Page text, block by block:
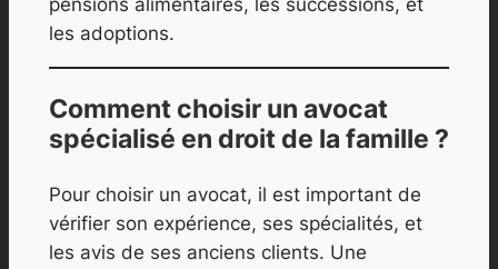
pensions alimentaires, les successions, et
les adoptions.
Comment choisir un avocat
spécialisé en droit de la famille ?
Pour choisir un avocat, il est important de
vérifier son expérience, ses spécialités, et
les avis de ses anciens clients. Une